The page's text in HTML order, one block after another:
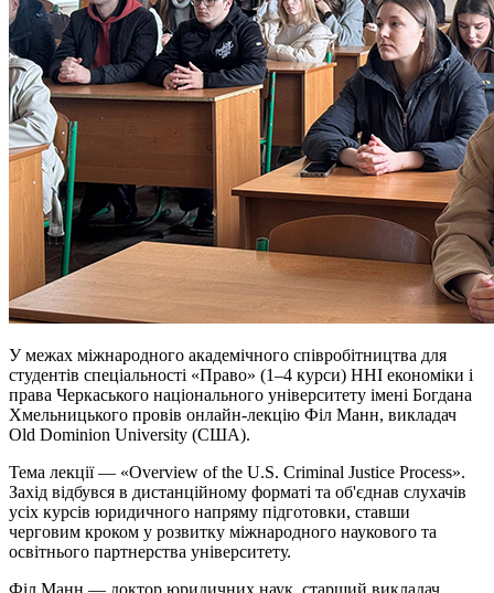
У межах міжнародного академічного співробітництва для
студентів спеціальності «Право» (1–4 курси) ННІ економіки і
права Черкаського національного університету імені Богдана
Хмельницького провів онлайн-лекцію Філ Манн, викладач
Old Dominion University (США).
Тема лекції — «Overview of the U.S. Criminal Justice Process».
Захід відбувся в дистанційному форматі та об'єднав слухачів
усіх курсів юридичного напряму підготовки, ставши
черговим кроком у розвитку міжнародного наукового та
освітнього партнерства університету.
Філ Манн — доктор юридичних наук, старший викладач